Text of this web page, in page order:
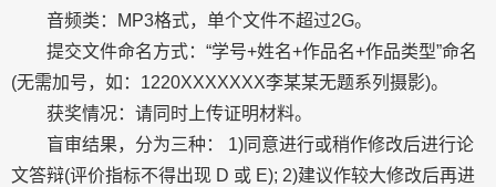
音频类：MP3格式，单个文件不超过2G。
提交文件命名方式：“学号+姓名+作品名+作品类型”命名
(无需加号，如：1220XXXXXXX李某某无题系列摄影)。
获奖情况：请同时上传证明材料。
盲审结果，分为三种： 1)同意进行或稍作修改后进行论
文答辩(评价指标不得出现 D 或 E); 2)建议作较大修改后再进